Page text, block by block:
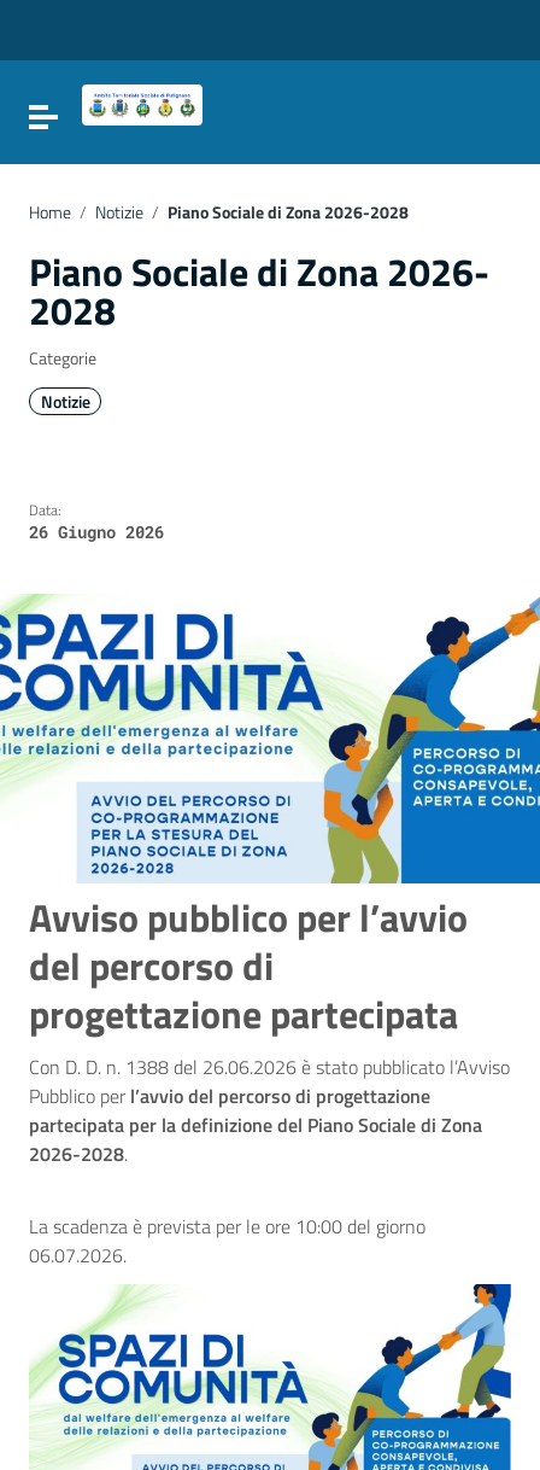
Vai al footer
Attiva / disattiva la navigazione
Home / Notizie / Piano Sociale di Zona 2026-2028
Piano Sociale di Zona 2026-
2028
Categorie
Notizie
Data:
26 Giugno 2026
Avviso pubblico per l’avvio
del percorso di
progettazione partecipata
Con D. D. n. 1388 del 26.06.2026 è stato pubblicato l’Avviso
Pubblico perl’avvio del percorso di progettazione
partecipata per la definizione del Piano Sociale di Zona
2026-2028.
La scadenza è prevista per le ore 10:00 del giorno
06.07.2026.